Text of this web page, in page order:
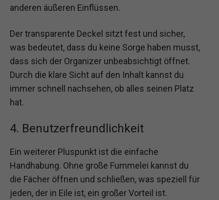
anderen äußeren Einflüssen.
Der transparente Deckel sitzt fest und sicher,
was bedeutet, dass du keine Sorge haben musst,
dass sich der Organizer unbeabsichtigt öffnet.
Durch die klare Sicht auf den Inhalt kannst du
immer schnell nachsehen, ob alles seinen Platz
hat.
4. Benutzerfreundlichkeit
Ein weiterer Pluspunkt ist die einfache
Handhabung. Ohne große Fummelei kannst du
die Fächer öffnen und schließen, was speziell für
jeden, der in Eile ist, ein großer Vorteil ist.